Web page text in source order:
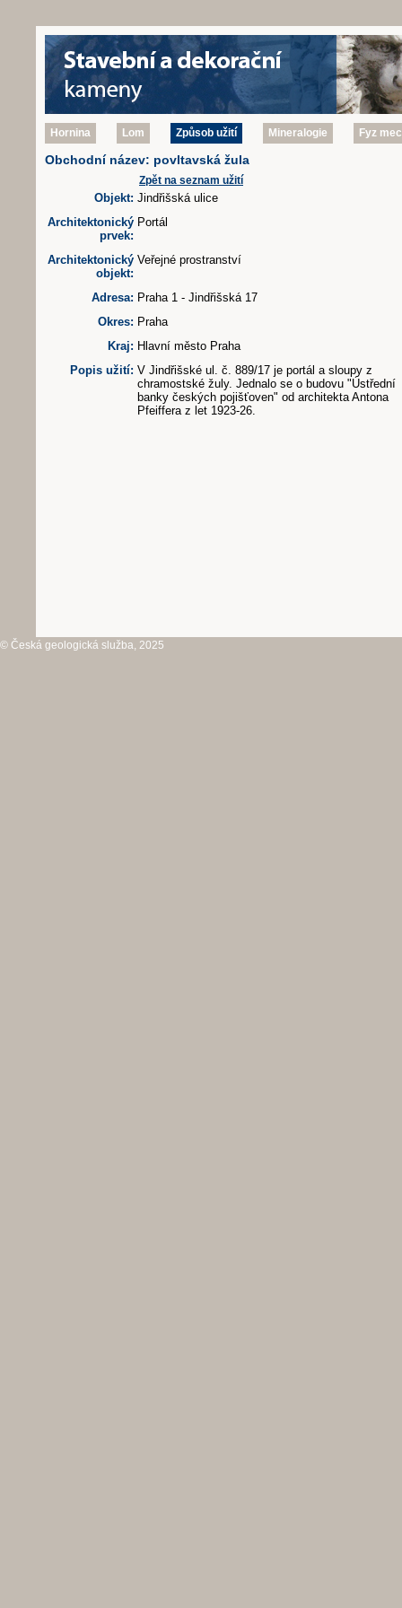
Hornina Lom Způsob užití Mineralogie Fyz
Obchodní název: povltavská žula
Zpět na seznam užití
Objekt: Jindřišská ulice
Architektonický
prvek:
Portál
Architektonický
objekt:
Veřejné prostranství
Adresa: Praha 1 - Jindřišská 17
Okres: Praha
Kraj: Hlavní město Praha
Popis užití: V Jindřišské ul. č. 889/17 je portál a sloupy z
chramostské žuly. Jednalo se o budovu "Ústřední
banky českých pojišťoven" od architekta Antona
Pfeiffera z let 1923-26.
© Česká geologická služba, 2025